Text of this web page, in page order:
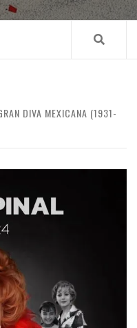
DIVA MEXICANA (1931-